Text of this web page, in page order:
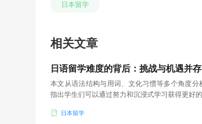
日本留学
相关文章
日语留学难度的背后：挑战与机遇并存
本文从语法结构与用词、文化习惯等多个角度
指出学生们可以通过努力和沉浸式学习获得更好的
日本留学